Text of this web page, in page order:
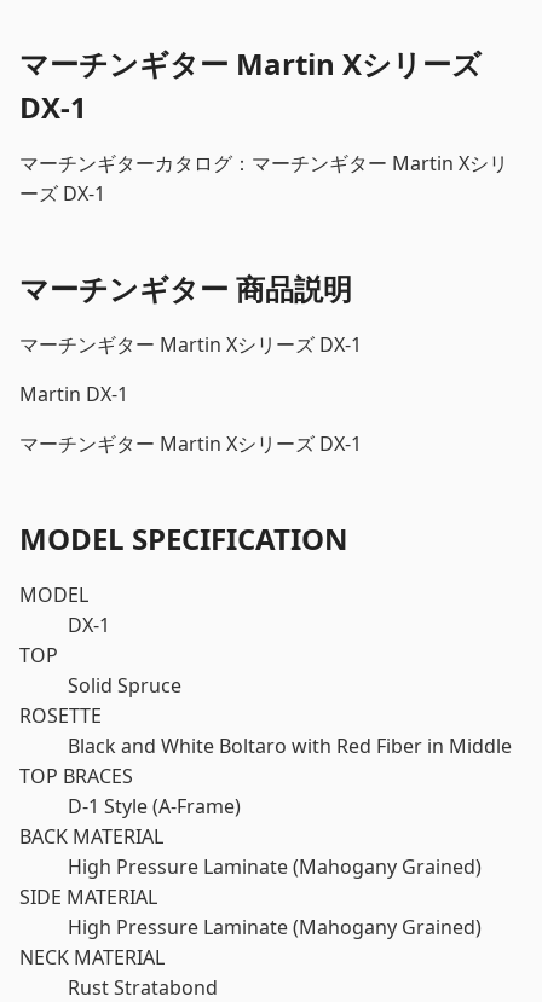
マーチンギター Martin Xシリーズ
DX-1
マーチンギターカタログ：マーチンギター Martin Xシリ
ーズ DX-1
マーチンギター 商品説明
マーチンギター Martin Xシリーズ DX-1
Martin DX-1
マーチンギター Martin Xシリーズ DX-1
MODEL SPECIFICATION
MODEL
DX-1
TOP
Solid Spruce
ROSETTE
Black and White Boltaro with Red Fiber in Middle
TOP BRACES
D-1 Style (A-Frame)
BACK MATERIAL
High Pressure Laminate (Mahogany Grained)
SIDE MATERIAL
High Pressure Laminate (Mahogany Grained)
NECK MATERIAL
Rust Stratabond